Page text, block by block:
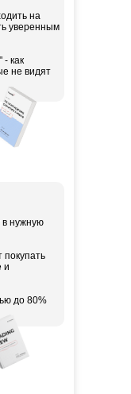
на
уверенным
- как
не видят
в нужную
покупать
и
до 80%